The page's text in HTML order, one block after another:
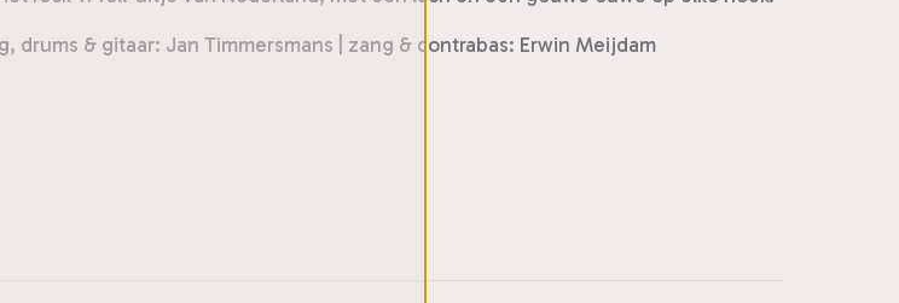
drums & gitaar: Jan Timmersmans | zang & contrabas: Erwin Meijdam